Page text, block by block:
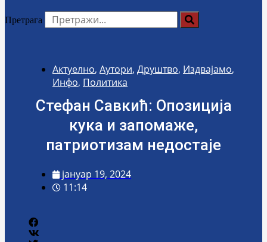
Претрага
Актуелно, Аутори, Друштво, Издвајамо,
Инфо, Политика
Стефан Савкић: Опозиција
кука и запомаже,
патриотизам недостаје
јануар 19, 2024
11:14